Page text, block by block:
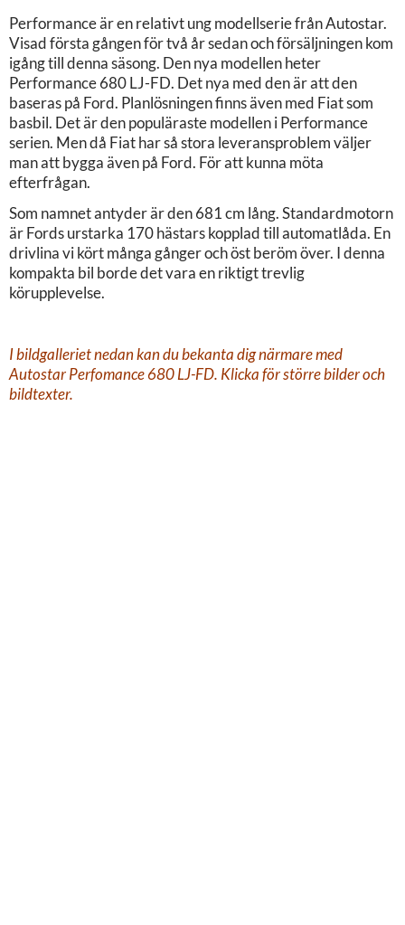
Performance är en relativt ung modellserie från Autostar.
Visad första gången för två år sedan och försäljningen kom
igång till denna säsong. Den nya modellen heter
Performance 680 LJ-FD. Det nya med den är att den
baseras på Ford. Planlösningen finns även med Fiat som
basbil. Det är den populäraste modellen i Performance
serien. Men då Fiat har så stora leveransproblem väljer
man att bygga även på Ford. För att kunna möta
efterfrågan.
Som namnet antyder är den 681 cm lång. Standardmotorn
är Fords urstarka 170 hästars kopplad till automatlåda. En
drivlina vi kört många gånger och öst beröm över. I denna
kompakta bil borde det vara en riktigt trevlig
körupplevelse.
I bildgalleriet nedan kan du bekanta dig närmare med
Autostar Perfomance 680 LJ-FD. Klicka för större bilder och
bildtexter.